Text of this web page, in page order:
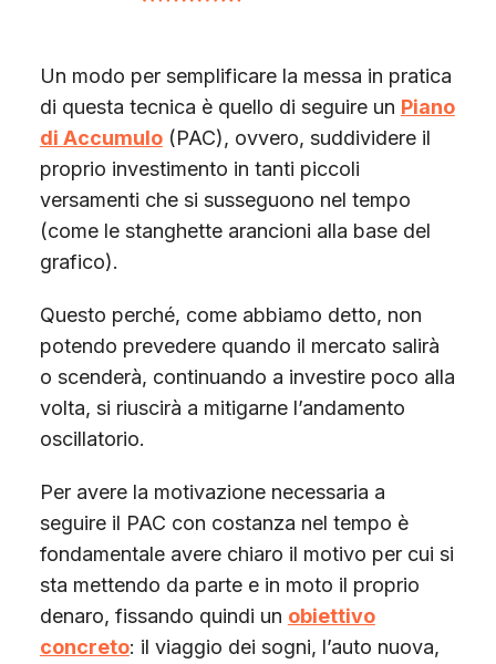
Un modo per semplificare la messa in pratica
di questa tecnica è quello di seguire un Piano
di Accumulo(PAC), ovvero, suddividere il
proprio investimento in tanti piccoli
versamenti che si susseguono nel tempo
(come le stanghette arancioni alla base del
grafico).
Questo perché, come abbiamo detto, non
potendo prevedere quando il mercato salirà
o scenderà, continuando a investire poco alla
volta, si riuscirà a mitigarne l’andamento
oscillatorio.
Per avere la motivazione necessaria a
seguire il PAC con costanza nel tempo è
fondamentale avere chiaro il motivo per cui si
sta mettendo da parte e in moto il proprio
denaro, fissando quindi un obiettivo
concreto: il viaggio dei sogni, l’auto nuova,